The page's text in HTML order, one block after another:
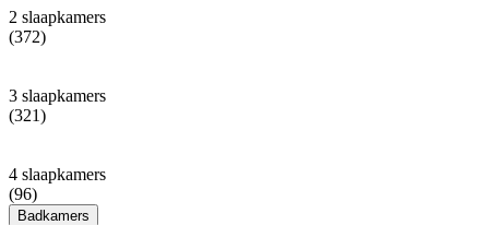
2 slaapkamers
(372)
3 slaapkamers
(321)
4 slaapkamers
(96)
Badkamers